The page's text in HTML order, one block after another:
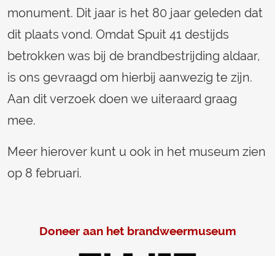
monument. Dit jaar is het 80 jaar geleden dat
dit plaats vond. Omdat Spuit 41 destijds
betrokken was bij de brandbestrijding aldaar,
is ons gevraagd om hierbij aanwezig te zijn.
Aan dit verzoek doen we uiteraard graag
mee.
Meer hierover kunt u ook in het museum zien
op 8 februari.
Doneer aan het brandweermuseum